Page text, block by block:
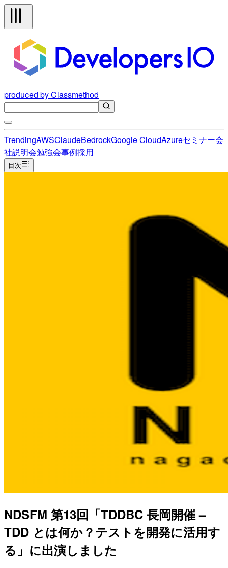
produced by Classmethod
TrendingAWSClaudeBedrockGoogle CloudAzureセミナー会
社説明会勉強会事例採用
目次
NDSFM 第13回「TDDBC 長岡開催 –
TDD とは何か？テストを開発に活用す
る」に出演しました